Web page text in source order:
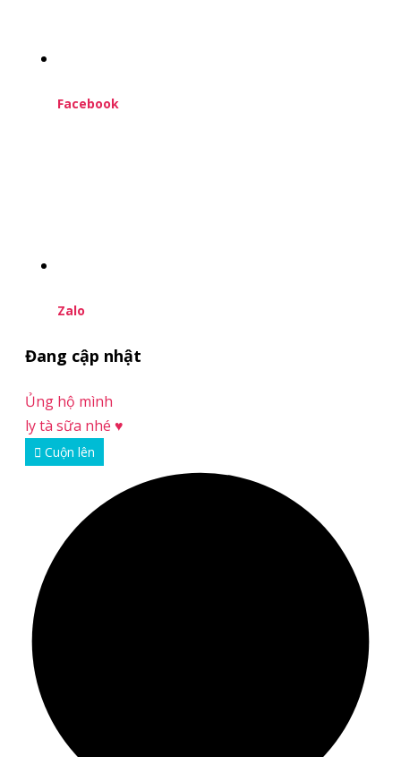
Facebook
Zalo
Đang cập nhật
Ủng hộ mình
ly tà sữa nhé ♥ ️
Cuộn lên